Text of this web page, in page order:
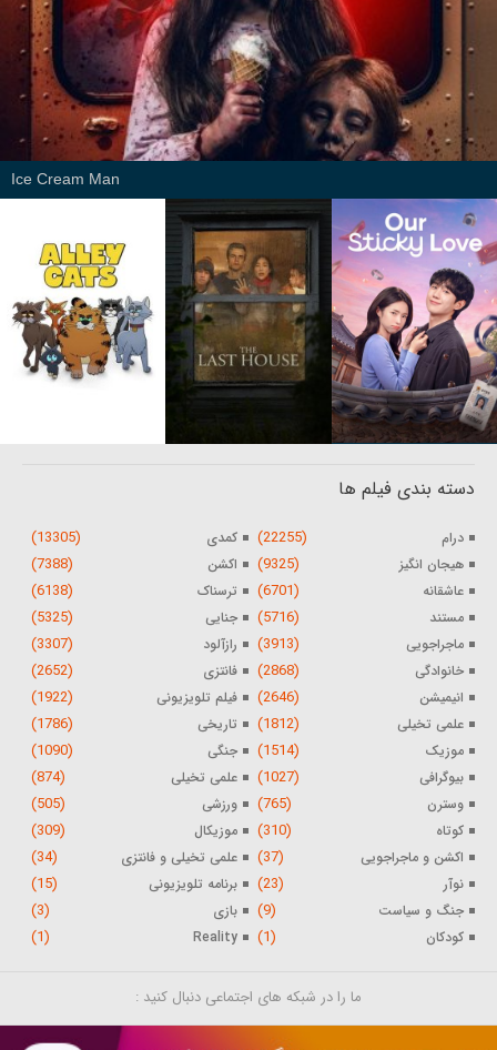
Ice Cream Man
دسته بندی فیلم ها
درام (22255) کمدی (13305)
هیجان انگیز (9325) اکشن (7388)
عاشقانه (6701) ترسناک (6138)
مستند (5716) جنایی (5325)
ماجراجویی (3913) رازآلود (3307)
خانوادگی (2868) فانتزی (2652)
انیمیشن (2646) فیلم تلویزیونی (1922)
علمی تخیلی (1812) تاریخی (1786)
موزیک (1514) جنگی (1090)
بیوگرافی (1027) علمی تخیلی (874)
وسترن (765) ورزشی (505)
کوتاه (310) موزیکال (309)
اکشن و ماجراجویی (37) علمی تخیلی و فانتزی (34)
نوآر (23) برنامه تلویزیونی (15)
جنگ و سیاست (9) بازی (3)
کودکان (1)
Reality
(1)
ما را در شبکه های اجتماعی دنبال کنید :